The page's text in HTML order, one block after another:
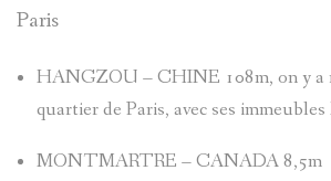
Paris
HANGZOU – CHINE 108m, on y a
quartier de Paris, avec ses
MONTMARTRE – CANADA 8,5m